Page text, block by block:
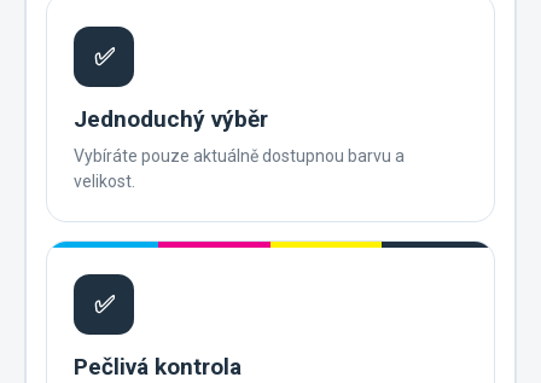
✅
Jednoduchý výběr
Vybíráte pouze aktuálně dostupnou barvu a
velikost.
✅
Pečlivá kontrola